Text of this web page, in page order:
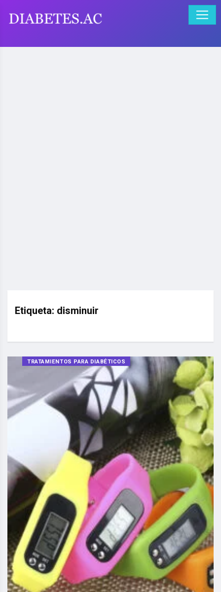
Etiqueta: disminuir
TRATAMIENTOS PARA DIABÉTICOS